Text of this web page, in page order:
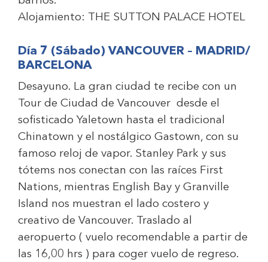
Alojamiento:
THE SUTTON PALACE HOTEL
Día 7 (Sábado) VANCOUVER – MADRID/
BARCELONA
Desayuno. La gran ciudad te recibe con un
Tour de Ciudad de Vancouver desde el
sofisticado Yaletown hasta el tradicional
Chinatown y el nostálgico Gastown, con su
famoso reloj de vapor. Stanley Park y sus
tótems nos conectan con las raíces First
Nations, mientras English Bay y Granville
Island nos muestran el lado costero y
creativo de Vancouver. Traslado al
aeropuerto ( vuelo recomendable a partir de
las 16,00 hrs ) para coger vuelo de regreso.